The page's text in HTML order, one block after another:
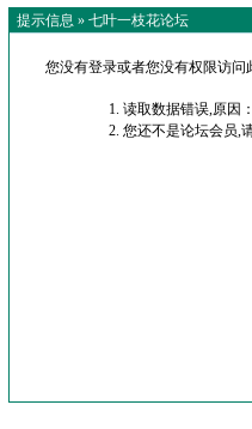
提示信息 » 七叶一枝花论坛
您没有登录或者您没有权限访
读取数据错误,原因
您还不是论坛会员,